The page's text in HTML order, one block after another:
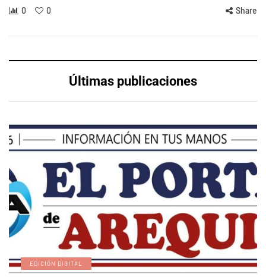
0 0 Share
Últimas publicaciones
EDICIÓN DIGITAL